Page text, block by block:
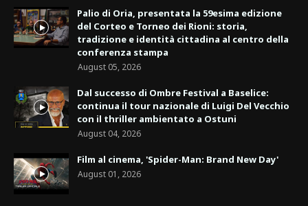
Palio di Oria, presentata la 59esima edizione
del Corteo e Torneo dei Rioni: storia,
tradizione e identità cittadina al centro della
conferenza stampa
August 05, 2026
Dal successo di Ombre Festival a Baselice:
continua il tour nazionale di Luigi Del Vecchio
con il thriller ambientato a Ostuni
August 04, 2026
Film al cinema, 'Spider-Man: Brand New Day'
August 01, 2026